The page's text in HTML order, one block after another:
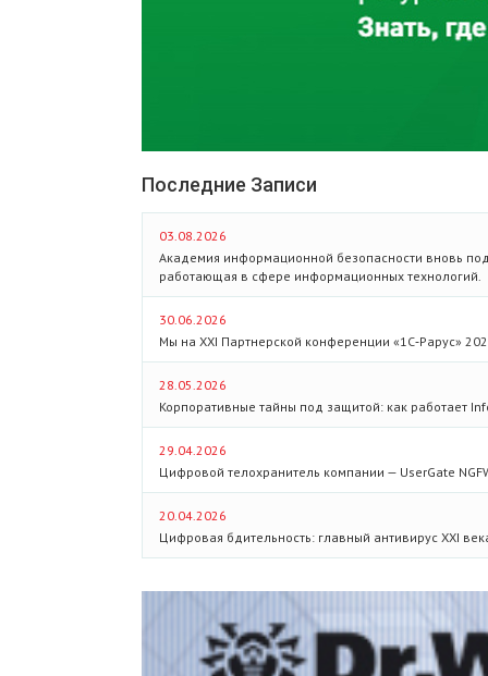
Последние Записи
03.08.2026
Академия информационной безопасности вновь
работающая в сфере информационных технологий.
30.06.2026
Мы на XXI Партнерской конференции «1С‑Рарус»
28.05.2026
Корпоративные тайны под защитой: как работает
29.04.2026
Цифровой телохранитель компании — UserGate
20.04.2026
Цифровая бдительность: главный антивирус XXI